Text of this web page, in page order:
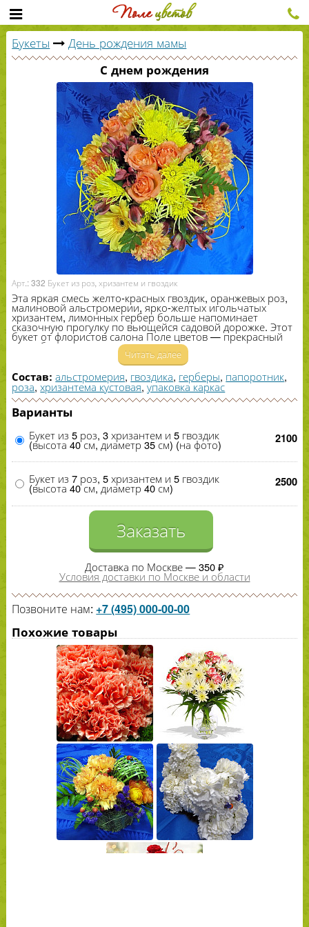
Букеты День рождения мамы
С днем рождения
Арт.: 332 Букет из роз, хризантем и гвоздик
Эта яркая смесь желто-​красных гвоздик, оранжевых роз,
малиновой альстромерии, ярко-​желтых игольчатых
хризантем, лимонных гербер больше напоминает
сказочную прогулку по вьющейся садовой дорожке. Этот
букет от флористов салона Поле цветов — прекрасный
способ поздравить дорогого человека с днем рождения,
с новосельем, с окончанием школы или с каким-​то,
только Вам известным, праздником.
Читать далее
Состав: альстромерия, гвоздика, герберы, папоротник,
роза,хризантема кустовая,упаковка каркас
Варианты
Букет из 5 роз, 3 хризантем и 5 гвоздик
(высота 40 см, диаметр 35 см) (на фото) 2100
Букет из 7 роз, 5 хризантем и 5 гвоздик
(высота 40 см, диаметр 40 см) 2500
Заказать
Доставка по Москве — 350 ₽
Условия доставки по Москве и области
Позвоните нам: +7 (495) 000-00-00
Похожие товары